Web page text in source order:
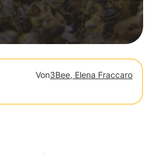
Von3Bee, Elena Fraccaro